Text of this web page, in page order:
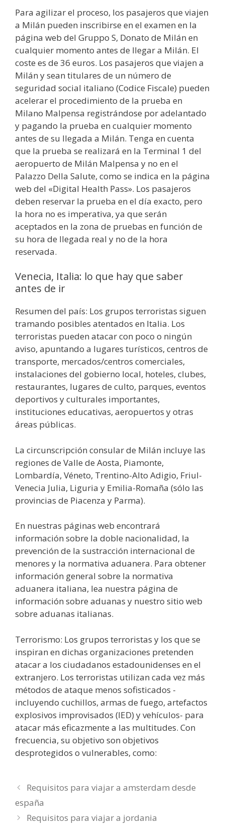
Para agilizar el proceso, los pasajeros que viajen
a Milán pueden inscribirse en el examen en la
página web del Gruppo S, Donato de Milán en
cualquier momento antes de llegar a Milán. El
coste es de 36 euros. Los pasajeros que viajen a
Milán y sean titulares de un número de
seguridad social italiano (Codice Fiscale) pueden
acelerar el procedimiento de la prueba en
Milano Malpensa registrándose por adelantado
y pagando la prueba en cualquier momento
antes de su llegada a Milán. Tenga en cuenta
que la prueba se realizará en la Terminal 1 del
aeropuerto de Milán Malpensa y no en el
Palazzo Della Salute, como se indica en la página
web del «Digital Health Pass». Los pasajeros
deben reservar la prueba en el día exacto, pero
la hora no es imperativa, ya que serán
aceptados en la zona de pruebas en función de
su hora de llegada real y no de la hora
reservada.
Venecia, Italia: lo que hay que saber
antes de ir
Resumen del país: Los grupos terroristas siguen
tramando posibles atentados en Italia. Los
terroristas pueden atacar con poco o ningún
aviso, apuntando a lugares turísticos, centros de
transporte, mercados/centros comerciales,
instalaciones del gobierno local, hoteles, clubes,
restaurantes, lugares de culto, parques, eventos
deportivos y culturales importantes,
instituciones educativas, aeropuertos y otras
áreas públicas.
La circunscripción consular de Milán incluye las
regiones de Valle de Aosta, Piamonte,
Lombardía, Véneto, Trentino-Alto Adigio, Friul-
Venecia Julia, Liguria y Emilia-Romaña (sólo las
provincias de Piacenza y Parma).
En nuestras páginas web encontrará
información sobre la doble nacionalidad, la
prevención de la sustracción internacional de
menores y la normativa aduanera. Para obtener
información general sobre la normativa
aduanera italiana, lea nuestra página de
información sobre aduanas y nuestro sitio web
sobre aduanas italianas.
Terrorismo: Los grupos terroristas y los que se
inspiran en dichas organizaciones pretenden
atacar a los ciudadanos estadounidenses en el
extranjero. Los terroristas utilizan cada vez más
métodos de ataque menos sofisticados -
incluyendo cuchillos, armas de fuego, artefactos
explosivos improvisados (IED) y vehículos- para
atacar más eficazmente a las multitudes. Con
frecuencia, su objetivo son objetivos
desprotegidos o vulnerables, como:
Requisitos para viajar a amsterdam desde
españa
Requisitos para viajar a jordania